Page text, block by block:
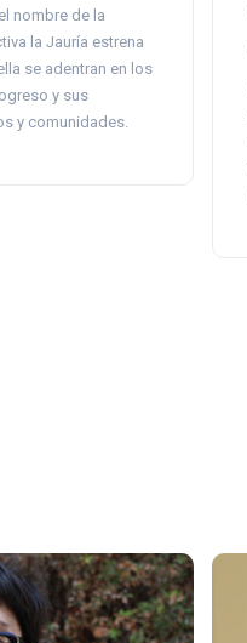
nombre de la
la Jauría estrena
se adentran en los
y sus
y comunidades.